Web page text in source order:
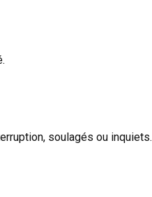
soulagés ou inquiets.